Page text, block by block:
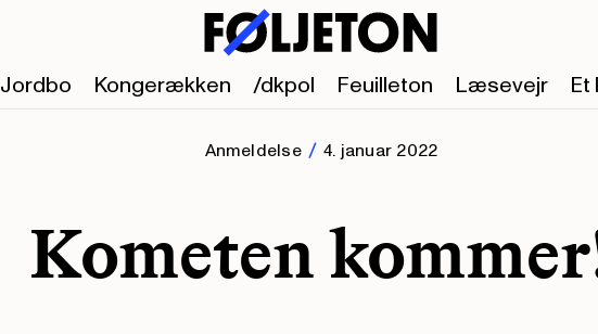
Jordbo Kongerækken /dkpol Feuilleton Læsevejr Et
Anmeldelse 4. januar 2022
Kometen